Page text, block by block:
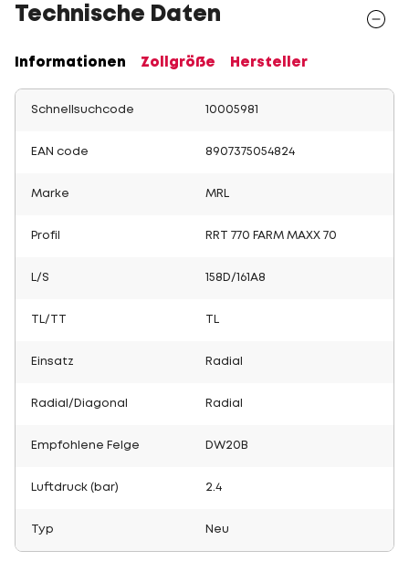
Technische Daten
Informationen Zollgröße Hersteller
Schnellsuchcode 10005981
EAN code 8907375054824
Marke MRL
Profil RRT 770 FARM MAXX 70
L/S 158D/161A8
TL/TT
Einsatz Radial
Radial/Diagonal Radial
Empfohlene Felge DW20B
Luftdruck (bar) 2.4
Typ Neu